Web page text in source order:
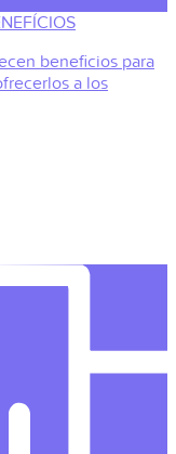
beneficios para
a los